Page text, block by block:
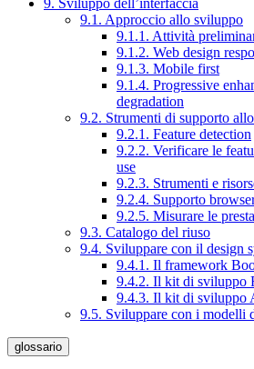
9. Sviluppo dell’interfaccia
9.1. Approccio allo sviluppo
9.1.1. Attività
9.1.2. Web design
9.1.3. Mobile first
9.1.4. Progressive
degradation
9.2. Strumenti di supporto
9.2.1. Feature detection
9.2.2. Verificare le
use
9.2.3. Strumenti e
9.2.4. Supporto
9.2.5. Misurare le
9.3. Catalogo del riuso
9.4. Sviluppare con il design
9.4.1. Il framework
9.4.2. Il kit di sviluppo
9.4.3. Il kit di sviluppo
9.5. Sviluppare con i modelli
glossario